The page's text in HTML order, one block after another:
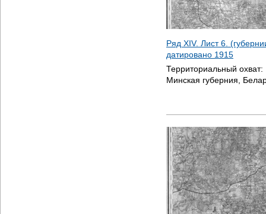
Ряд XIV. Лист 6.
датировано 1915
Территориальный охват:
Минская губерния,